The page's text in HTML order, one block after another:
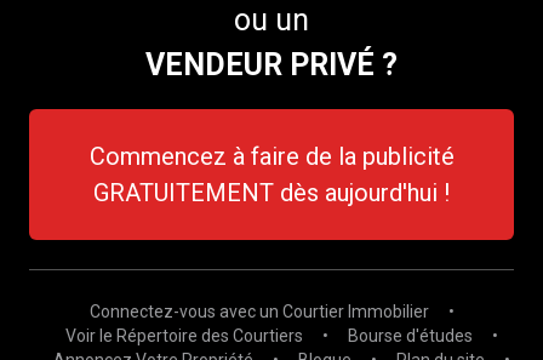
ou un
VENDEUR PRIVÉ ?
Commencez à faire de la publicité
GRATUITEMENT dès aujourd'hui !
Connectez-vous avec un Courtier Immobilier
•
Voir le Répertoire des Courtiers
• Bourse d'études
•